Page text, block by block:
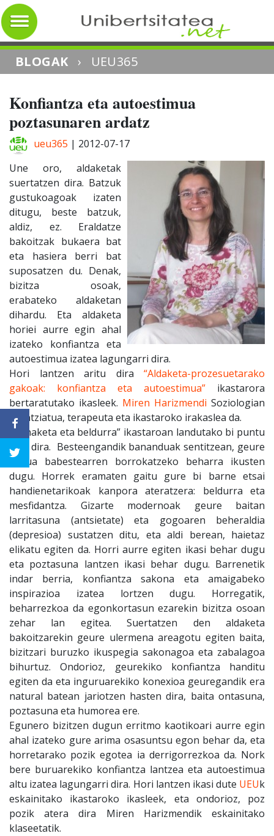
BLOGAK › UEU365
Konfiantza eta autoestimua
poztasunaren ardatz
ueu365 | 2012-07-17
Une oro, aldaketak
suertatzen dira. Batzuk
gustukoagoak izaten
ditugu, beste batzuk,
aldiz, ez. Eraldatze
bakoitzak bukaera bat
eta hasiera berri bat
suposatzen du. Denak,
bizitza osoak,
erabateko aldaketan
dihardu. Eta aldaketa
horiei aurre egin ahal
izateko konfiantza eta
autoestimua izatea lagungarri dira.
Hori lantzen aritu dira “Aldaketa-prozesuetarako
gakoak: konfiantza eta autoestimua” ikastarora
bertaratutako ikasleek. Miren Harizmendi Soziologian
lizentziatua, terapeuta eta ikastaroko irakaslea da.
“Banaketa eta beldurra” ikastaroan landutako bi puntu
izan dira. Besteengandik bananduak sentitzean, geure
burua babestearren borrokatzeko beharra ikusten
dugu. Horrek eramaten gaitu gure bi barne etsai
handienetarikoak kanpora ateratzera: beldurra eta
mesfidantza. Gizarte modernoak geure baitan
larritasuna (antsietate) eta gogoaren beheraldia
(depresioa) sustatzen ditu, eta aldi berean, haietaz
elikatu egiten da. Horri aurre egiten ikasi behar dugu
eta poztasuna lantzen ikasi behar dugu. Barrenetik
indar berria, konfiantza sakona eta amaigabeko
inspirazioa izatea lortzen dugu. Horregatik,
beharrezkoa da egonkortasun ezarekin bizitza osoan
zehar lan egitea. Suertatzen den aldaketa
bakoitzarekin geure ulermena areagotu egiten baita,
bizitzari buruzko ikuspegia sakonagoa eta zabalagoa
bihurtuz. Ondorioz, geurekiko konfiantza handitu
egiten da eta inguruarekiko konexioa geuregandik era
natural batean jariotzen hasten dira, baita ontasuna,
poztasuna eta humorea ere.
Egunero bizitzen dugun erritmo kaotikoari aurre egin
ahal izateko gure arima osasuntsu egon behar da, eta
horretarako pozik egotea ia derrigorrezkoa da. Nork
bere buruarekiko konfiantza lantzea eta autoestimua
altu izatea lagungarri dira. Hori lantzen ikasi dute UEUk
eskainitako ikastaroko ikasleek, eta ondorioz, poz
pozik atera dira Miren Harizmendik eskainitako
klaseetatik.